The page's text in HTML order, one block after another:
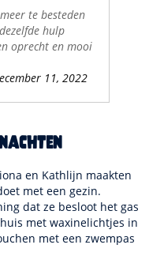
te besteden
hulp
oprecht en mooi
11, 2022
en Kathlijn maakten
met een gezin.
dat ze besloot het gas
met waxinelichtjes in
met een zwempas